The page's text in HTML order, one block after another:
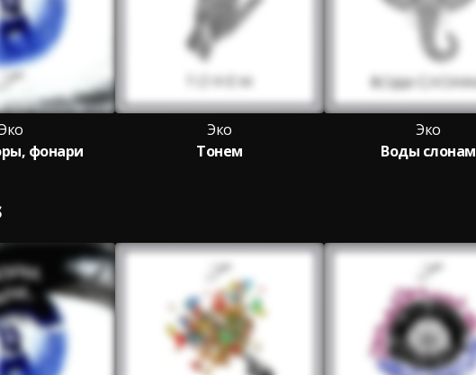
фонари
Эко
Тонем
Эко
Воды слонам